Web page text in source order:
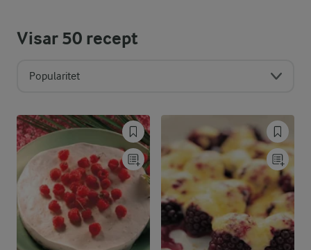
Visar50 recept
Popularitet